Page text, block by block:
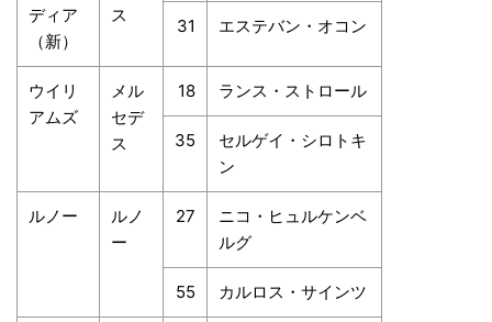
ディア
（新）
ス
31 エステバン・オコン
ウイリ
アムズ
メル
セデ
ス
18 ランス・ストロール
35
セルゲイ・シロトキ
ン
ルノー
ルノ
ー
27
ニコ・ヒュルケンベ
ルグ
55 カルロス・サインツ